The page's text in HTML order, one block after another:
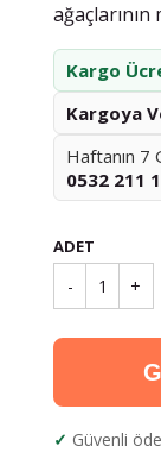
Kargo
Kargoya
Haftanın 7
0532 211
ADET
- 1 +
Güvenli